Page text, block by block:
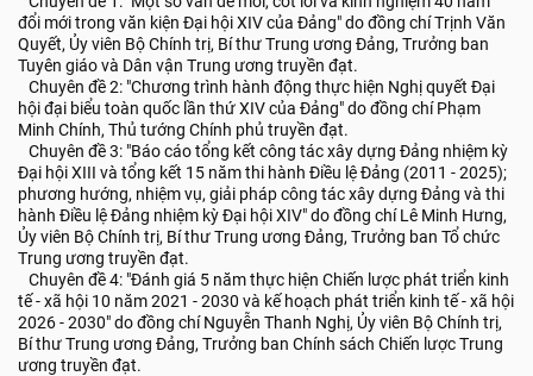
đổi mới trong văn kiện Đại hội XIV của Đảng" do đồng chí Trịnh Văn
Quyết, Ủy viên Bộ Chính trị, Bí thư Trung ương Đảng, Trưởng ban
Tuyên giáo và Dân vận Trung ương truyền đạt.
Chuyên đề 2: "Chương trình hành động thực hiện Nghị quyết Đại
hội đại biểu toàn quốc lần thứ XIV của Đảng" do đồng chí Phạm
Minh Chính, Thủ tướng Chính phủ truyền đạt.
Chuyên đề 3: "Báo cáo tổng kết công tác xây dựng Đảng nhiệm kỳ
Đại hội XIII và tổng kết 15 năm thi hành Điều lệ Đảng (2011 - 2025);
phương hướng, nhiệm vụ, giải pháp công tác xây dựng Đảng và thi
hành Điều lệ Đảng nhiệm kỳ Đại hội XIV" do đồng chí Lê Minh Hưng,
Ủy viên Bộ Chính trị, Bí thư Trung ương Đảng, Trưởng ban Tổ chức
Trung ương truyền đạt.
Chuyên đề 4: "Đánh giá 5 năm thực hiện Chiến lược phát triển kinh
tế - xã hội 10 năm 2021 - 2030 và kế hoạch phát triển kinh tế - xã hội
2026 - 2030" do đồng chí Nguyễn Thanh Nghị, Ủy viên Bộ Chính trị,
Bí thư Trung ương Đảng, Trưởng ban Chính sách Chiến lược Trung
ương truyền đạt.